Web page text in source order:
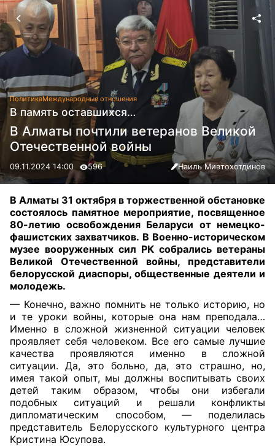
ПолитикаМеждународные отношения
В память оставшихся…
В Алматы почтили ветеранов Великой
Отечественной войны
09.11.2024 14:00 596 Наиль Мивтохотдинов
В Алматы 31 октября в торжественной обстановке
состоялось памятное мероприятие, посвященное
80-летию освобождения Беларуси от немецко-
фашистских захватчиков. В Военно-историческом
музее вооруженных сил РК собрались ветераны
Великой Отечественной войны, представители
белорусской диаспоры, общественные деятели и
молодежь.
— Конечно, важно помнить не только историю, но
и те уроки войны, которые она нам преподала…
Именно в сложной жизненной ситуации человек
проявляет себя человеком. Все его самые лучшие
качества проявляются именно в сложной
ситуации. Да, это больно, да, это страшно, но,
имея такой опыт, мы должны воспитывать своих
детей таким образом, чтобы они избегали
подобных ситуаций и решали конфликты
дипломатическим способом, — поделилась
представитель Белорусского культурного центра
Кристина Юсупова.